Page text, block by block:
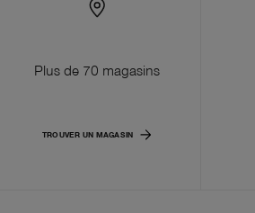
Plus de 70 magasins
TROUVER UN MAGASIN